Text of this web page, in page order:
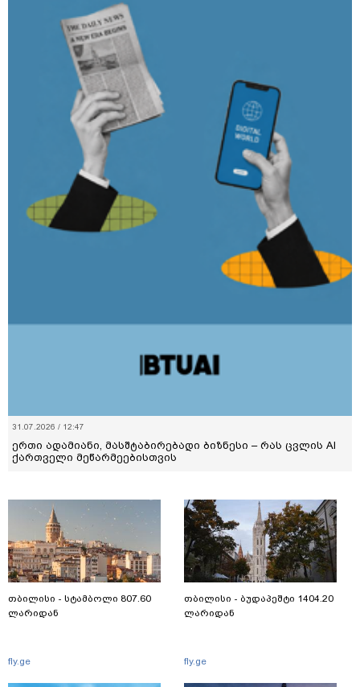
31.07.2026 / 12:47
ერთი ადამიანი, მასშტაბირებადი ბიზნესი – რას ცვლის AI
ქართველი მეწარმეებისთვის
თბილისი - სტამბოლი 807.60
ლარიდან
fly.ge
თბილისი - ბუდაპეშტი 1404.20
ლარიდან
fly.ge